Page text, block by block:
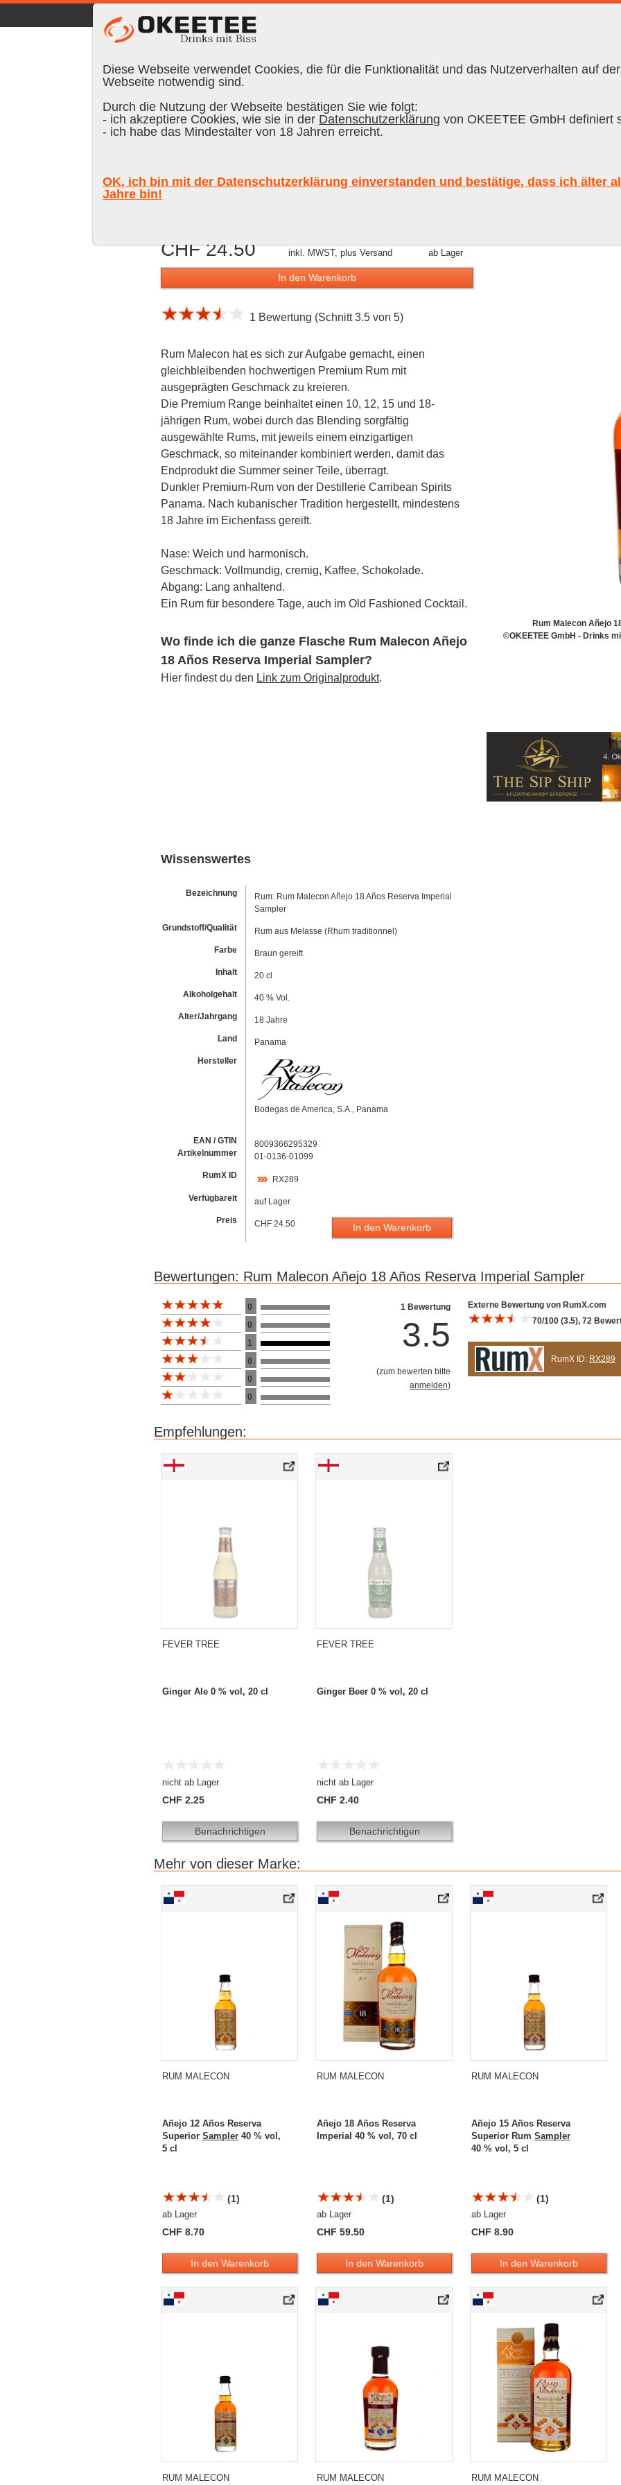
☰ |DE FR EN|Anmelden
Suchen:
Rum Malecon Añejo 18 Años Reserva Imperial
40 % Vol.
CHF 24.50 inkl. MWST, plus Versand ab Lager
In den Warenkorb
1 Bewertung (Schnitt 3.5 von 5)
Rum Malecon hat es sich zur Aufgabe gemacht, einen
gleichbleibenden hochwertigen Premium Rum mit
ausgeprägten Geschmack zu kreieren.
Die Premium Range beinhaltet einen 10, 12, 15 und 18-
jährigen Rum, wobei durch das Blending sorgfältig
ausgewählte Rums, mit jeweils einem einzigartigen
Geschmack, so miteinander kombiniert werden, damit das
Endprodukt die Summer seiner Teile, überragt.
Dunkler Premium-Rum von der Destillerie Carribean Spirits
Panama. Nach kubanischer Tradition hergestellt, mindestens
18 Jahre im Eichenfass gereift.
Nase: Weich und harmonisch.
Geschmack: Vollmundig, cremig, Kaffee, Schokolade.
Abgang: Lang anhaltend.
Ein Rum für besondere Tage, auch im Old Fashioned Cocktail.
Wo finde ich die ganze Flasche Rum Malecon Añejo
18 Años Reserva Imperial Sampler?
Hier findest du den Link zum Originalprodukt.
Rum Malecon Añejo
©OKEETEE GmbH - Drinks
Wissenswertes
Bezeichnung
Rum: Rum Malecon Añejo 18 Años Reserva Imperial
Sampler
Grundstoff/Qualität
Rum aus Melasse (Rhum traditionnel)
Farbe
Braun gereift
Inhalt
20 cl
Alkoholgehalt
40 % Vol.
Alter/Jahrgang
18 Jahre
Land
Panama
Hersteller
Bodegas de America, S.A., Panama
EAN / GTIN
Artikelnummer
8009366295329
01-0136-01099
RumX ID
RX289
Verfügbareit
auf Lager
Preis
CHF 24.50 In den Warenkorb
Bewertungen: Rum Malecon Añejo 18 Años Reserva Imperial Sampler
Bewertung 10
0
0
1
0
0
0
1 Bewertung
3.5
(zum bewerten bitte
anmelden)
Bewertung 10
Externe Bewertung von RumX.com
70/100 (3.5), 72
RumX ID: RX289
Empfehlungen:
FEVER TREE
Ginger Ale 0 % vol, 20 cl
nicht ab Lager
CHF 2.25
Benachrichtigen
FEVER TREE
Ginger Beer 0 % vol, 20 cl
nicht ab Lager
CHF 2.40
Benachrichtigen
Mehr von dieser Marke:
RUM MALECON
Añejo 12 Años Reserva
Superior Sampler 40 % vol,
5 cl
(1)
ab Lager
CHF 8.70
In den Warenkorb
RUM MALECON
Añejo 18 Años Reserva
Imperial 40 % vol, 70 cl
(1)
ab Lager
CHF 59.50
In den Warenkorb
RUM MALECON
Añejo 15 Años Reserva
Superior Rum Sampler
40 % vol, 5 cl
(1)
ab Lager
CHF 8.90
In den Warenkorb
RUM MALECON RUM MALECON RUM MALECON
Diese Webseite verwendet Cookies, die für die Funktionalität und das Nutzerverhalten auf der
Webseite notwendig sind.
Durch die Nutzung der Webseite bestätigen Sie wie folgt:
- ich akzeptiere Cookies, wie sie in der Datenschutzerklärung von OKEETEE GmbH definiert
- ich habe das Mindestalter von 18 Jahren erreicht.
OK, ich bin mit der Datenschutzerklärung einverstanden und bestätige, dass ich älter
Jahre bin!